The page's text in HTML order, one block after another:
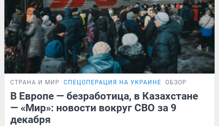
СТРАНА И МИР СПЕЦОПЕРАЦИЯ НА УКРАИНЕ ОБЗОР
В Европе — безработица, в Казахстане
— «Мир»: новости вокруг СВО за 9
декабря